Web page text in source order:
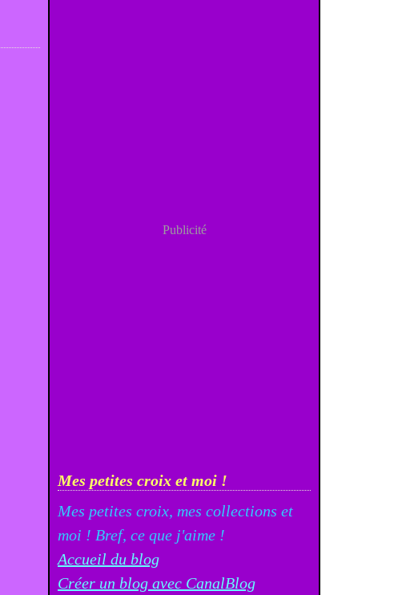
Publicité
Mes petites croix et moi !
Mes petites croix, mes collections et
moi ! Bref, ce que j'aime !
Accueil du blog
Créer un blog avec CanalBlog